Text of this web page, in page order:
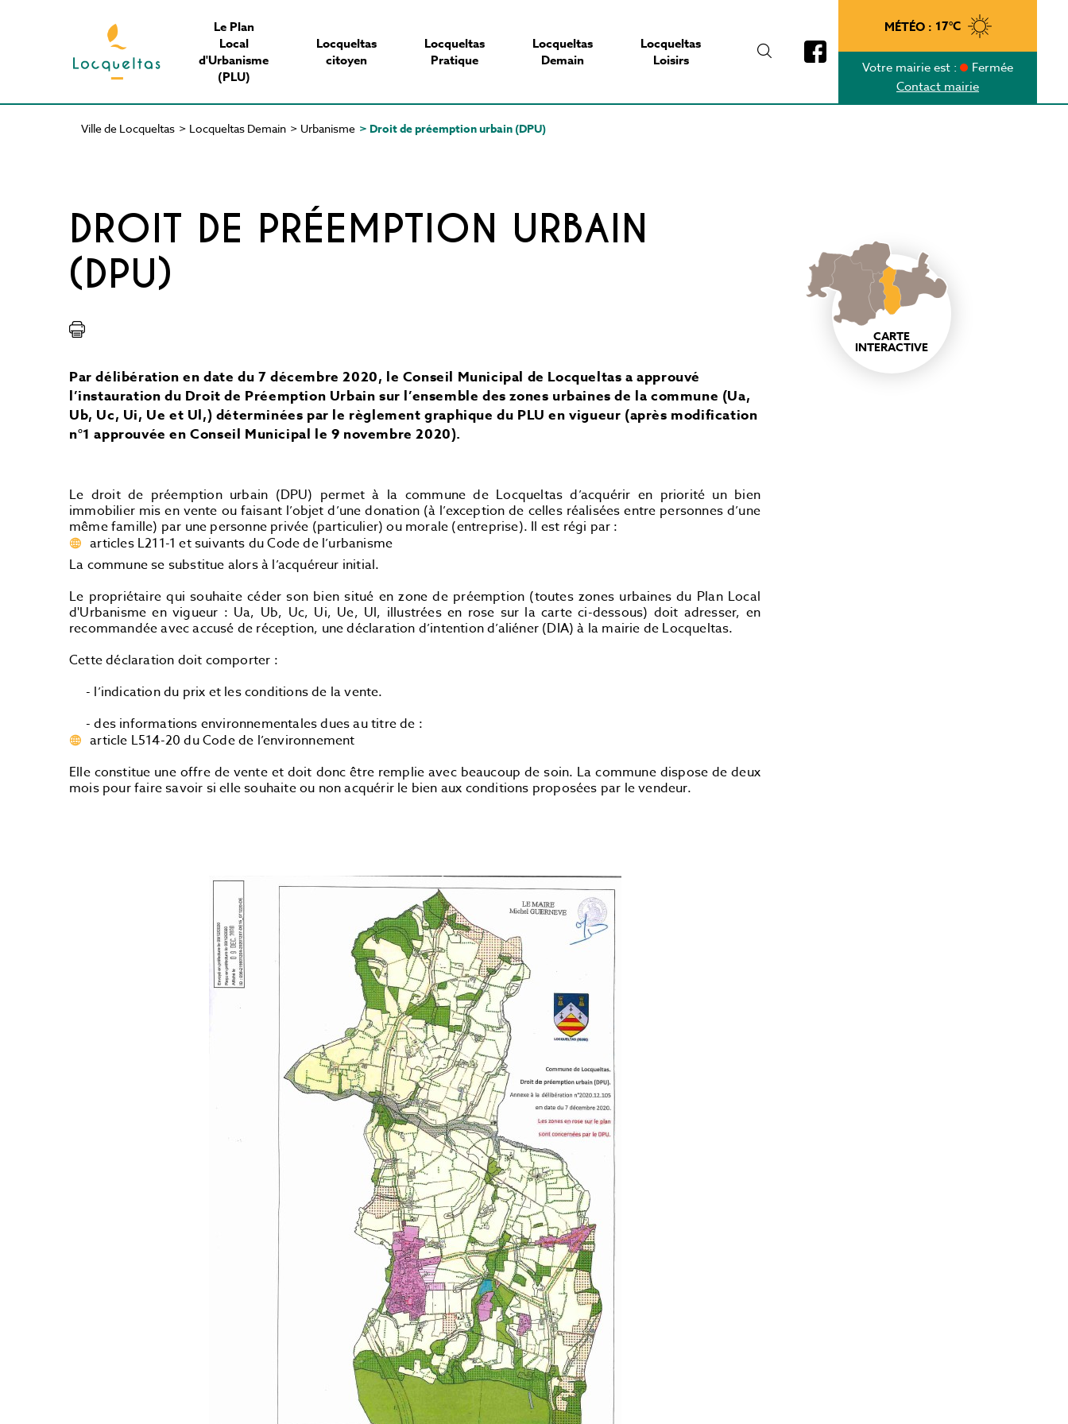
Le Plan
Local
d'Urbanisme
(PLU)
Locqueltas
citoyen
Locqueltas
Pratique
Locqueltas
Demain
Locqueltas
Loisirs
MÉTÉO : 17°C
Votre mairie est :
Fermée
Contact mairie
Ville de Locqueltas > Locqueltas Demain > Urbanisme > Droit de préemption urbain (DPU)
DROIT DE PRÉEMPTION URBAIN
(DPU)
Par délibération en date du 7 décembre 2020, le Conseil Municipal de Locqueltas a approuvé
l’instauration du Droit de Préemption Urbain sur l’ensemble des zones urbaines de la commune (Ua,
Ub, Uc, Ui, Ue et Ul,) déterminées par le règlement graphique du PLU en vigueur (après modification
n°1 approuvée en Conseil Municipal le 9 novembre 2020).
Le droit de préemption urbain (DPU) permet à la commune de Locqueltas d’acquérir en priorité un bien
immobilier mis en vente ou faisant l’objet d’unedonation (à l’exception de celles réalisées entre personnes d’une
même famille) par une personne privée (particulier) ou morale (entreprise). Il est régi par :
articles L211-1 et suivants du Code de l’urbanisme
La commune se substitue alors à l’acquéreur initial.
Le propriétaire qui souhaite céder son bien situé en zone de préemption (toutes zones urbaines du Plan Local
d'Urbanisme en vigueur : Ua, Ub, Uc, Ui, Ue, Ul, illustrées en rose sur la carte ci-dessous) doit adresser, en
recommandée avec accusé de réception, une déclaration d’intention d’aliéner (DIA) à la mairie de Locqueltas.
Cette déclaration doit comporter :
- l’indication du prix et les conditions de la vente.
- des informations environnementales dues au titre de :
article L514-20 du Code de l’environnement
Elle constitue une offre de vente et doit donc être remplie avec beaucoup de soin. La commune dispose de deux
mois pour faire savoir si elle souhaite ou non acquérir le bien aux conditions proposées par le vendeur.
CARTE
INTERACTIVE